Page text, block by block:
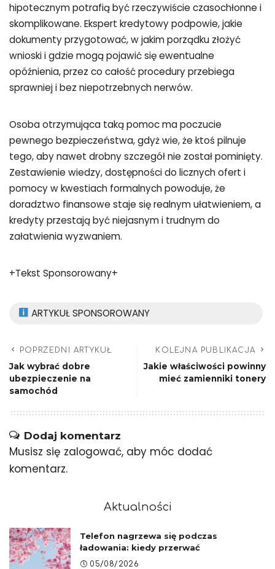
hipotecznym potrafią być rzeczywiście czasochłonne i
skomplikowane. Ekspert kredytowy podpowie, jakie
dokumenty przygotować, w jakim porządku złożyć
wnioski i gdzie mogą pojawić się ewentualne
opóźnienia, przez co całość procedury przebiega
sprawniej i bez niepotrzebnych nerwów.
Osoba otrzymująca taką pomoc ma poczucie
pewnego bezpieczeństwa, gdyż wie, że ktoś pilnuje
tego, aby nawet drobny szczegół nie został pominięty.
Zestawienie wiedzy, dostępności do licznych ofert i
pomocy w kwestiach formalnych powoduje, że
doradztwo finansowe staje się realnym ułatwieniem, a
kredyty przestają być niejasnym i trudnym do
załatwienia wyzwaniem.
+Tekst Sponsorowany+
ARTYKUŁ SPONSOROWANY
POPRZEDNI ARTYKUŁ
Jak wybrać dobre
ubezpieczenie na
samochód
KOLEJNA PUBLIKACJA
Jakie właściwości powinny
mieć zamienniki tonery
Dodaj komentarz
Musisz się zalogować, aby móc dodać
komentarz.
Aktualności
Telefon nagrzewa się podczas
ładowania: kiedy przerwać
05/08/2026